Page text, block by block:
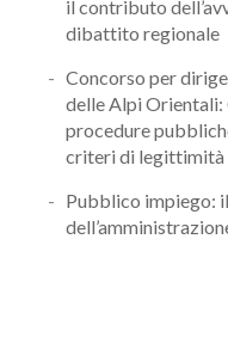
il contributo
dibattito regionale
Concorso per
delle Alpi Orientali:
procedure
criteri di legittimità
Pubblico impiego: